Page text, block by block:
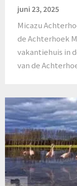
juni 23, 2025
Micazu
de Achterhoek
vakantiehuis in
van de